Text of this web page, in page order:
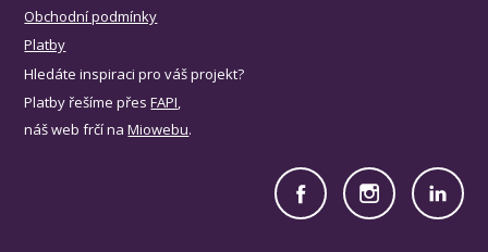
Obchodní podmínky
Platby
Hledáte inspiraci pro váš projekt?
Platby řešíme přesFAPI,
náš web frčí naMiowebu.